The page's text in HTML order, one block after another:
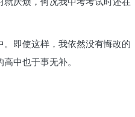
即使这样，我依然没有悔改的
中也于事无补。